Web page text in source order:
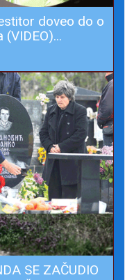
doveo do o
SE ZAČUDIO